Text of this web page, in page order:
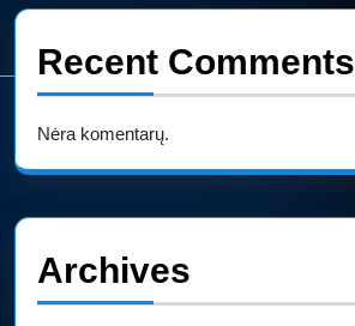
Recent Comments
Nėra komentarų.
Archives